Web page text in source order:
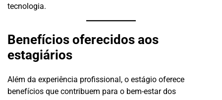
tecnologia.
Benefícios oferecidos aos
estagiários
Além da experiência profissional, o estágio oferece
benefícios que contribuem para o bem-estar dos